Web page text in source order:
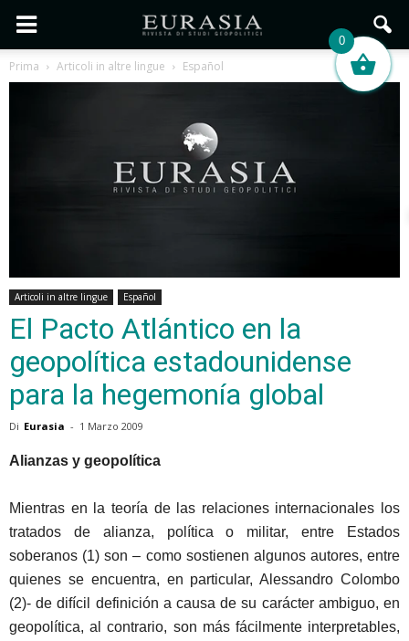
Prima Articoli in altre lingue Español
Articoli in altre lingue Español
El Pacto Atlántico en la
geopolítica estadounidense
para la hegemonía global
Di Eurasia - 1 Marzo 2009
Alianzas y geopolítica
Mientras en la teoría de las relaciones internacionales los
tratados de alianza, política o militar, entre Estados
soberanos (1) son – como sostienen algunos autores, entre
quienes se encuentra, en particular, Alessandro Colombo
(2)- de difícil definición a causa de su carácter ambiguo, en
geopolítica, al contrario, son más fácilmente interpretables,
0